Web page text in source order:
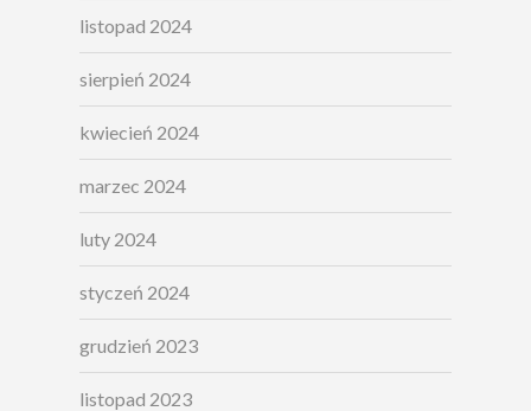
listopad 2024
sierpień 2024
kwiecień 2024
marzec 2024
luty 2024
styczeń 2024
grudzień 2023
listopad 2023